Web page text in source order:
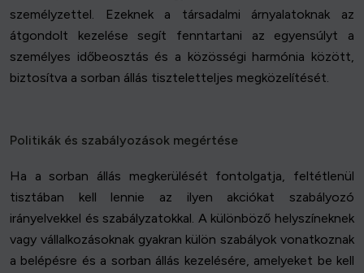
személyzettel. Ezeknek a társadalmi árnyalatoknak az
átgondolt kezelése segít fenntartani az egyensúlyt a
személyes időbeosztás és a közösségi harmónia között,
biztosítva a sorban állás tiszteletteljes megközelítését.
Politikák és szabályozások megértése
Ha a sorban állás megkerülését fontolgatja, feltétlenül
tisztában kell lennie az ilyen akciókat szabályozó
irányelvekkel és szabályzatokkal. A különböző helyszíneknek
vagy vállalkozásoknak gyakran külön szabályok vonatkoznak
a belépésre és a sorban állás kezelésére, amelyeket be kell